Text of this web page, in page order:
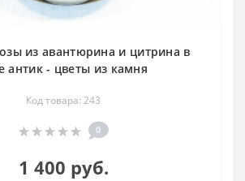
из авантюрина и цитрина в
антик - цветы из камня
Код товара: 243
0
1 400 руб.